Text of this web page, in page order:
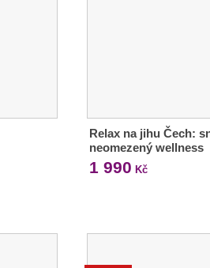
Relax na jihu Čech:
neomezený wellness
1 990 Kč